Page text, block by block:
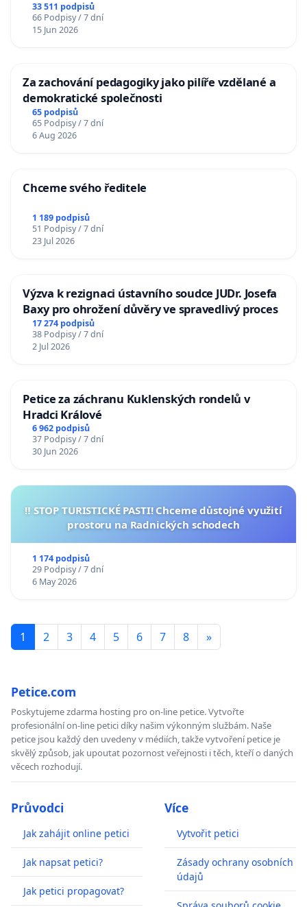
33 511 podpisů
66 Podpisy / 7 dní
15 Jun 2026
Za zachování pedagogiky jako pilíře vzdělané a
demokratické společnosti
65 podpisů
65 Podpisy / 7 dní
6 Aug 2026
Chceme svého ředitele
1 189 podpisů
51 Podpisy / 7 dní
23 Jul 2026
Výzva k rezignaci ústavního soudce JUDr. Josefa
Baxy pro ohrožení důvěry ve spravedlivý proces
17 274 podpisů
38 Podpisy / 7 dní
2 Jul 2026
Petice za záchranu Kuklenských rondelů v
Hradci Králové
6 962 podpisů
37 Podpisy / 7 dní
30 Jun 2026
‼️ STOP TURISTICKÉ PASTI! Chceme důstojné využití
prostoru na Radnických schodech
1 174 podpisů
29 Podpisy / 7 dní
6 May 2026
1 2 3 4 5 6 7 8 »
Petice.com
Poskytujeme zdarma hosting pro on-line petice. Vytvořte
profesionální on-line petici díky našim výkonným službám. Naše
petice jsou každý den uvedeny v médiích, takže vytvoření petice je
skvělý způsob, jak upoutat pozornost veřejnosti i těch, kteří o daných
věcech rozhodují.
Průvodci
Jak zahájit online petici
Jak napsat petici?
Jak petici propagovat?
Více
Vytvořit petici
Zásady ochrany osobních
údajů